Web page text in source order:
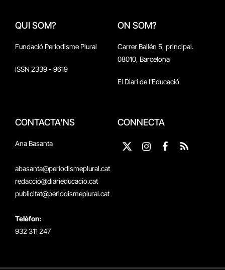
QUI SOM?
Fundació Periodisme Plural
ISSN 2339 - 9619
ON SOM?
Carrer Bailén 5, principal.
08010, Barcelona
El Diari de l'Educació
CONTACTA'NS
Ana Basanta
abasanta@periodismeplural.cat
redaccio@diarieducacio.cat
publicitat@periodismeplural.cat
Telèfon:
932 311 247
CONNECTA
X
Instagram
Facebook
RSS